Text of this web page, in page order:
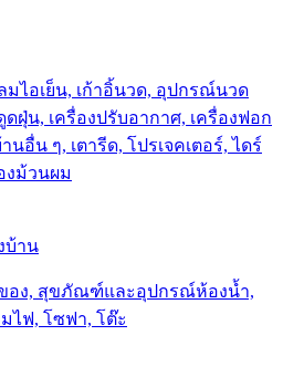
ไอเย็น, เก้าอิ้นวด, อุปกรณ์นวด
ดฝุ่น, เครื่องปรับอากาศ, เครื่องฟอก
อื่น ๆ, เตารีด, โปรเจคเตอร์, ไดร์
งม้วนผม
บ้าน
อง, สุขภัณฑ์และอุปกรณ์ห้องน้ำ,
ไฟ, โซฟา, โต๊ะ